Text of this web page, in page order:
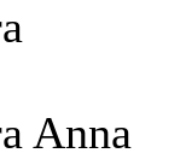
Anna